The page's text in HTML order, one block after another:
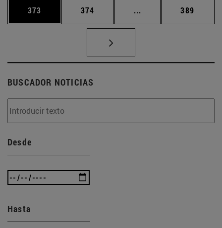
Página
373 Página
374 ... Páginas intermedias
Página
389
BUSCADOR NOTICIAS
Desde
Hasta